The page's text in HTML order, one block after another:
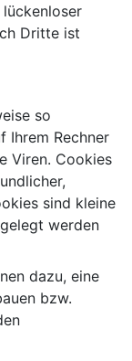
Dritte ist
so
Ihrem Rechner
Viren. Cookies
sind kleine
werden
dazu, eine
bzw.